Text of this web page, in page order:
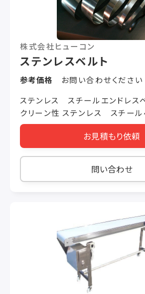
株式会社ヒューコン
ステンレスベルト
参考価格
お問い合わせください
ステンレス スチールエンドレスベ
クリーン性 ステンレス スチール
の少なさからクリーンルームで
ります。（クリーンルーム、クラス
績があります。） 樹脂ベルトの様
また、ベルト表面の洗浄が容易で
ン度を維持することが可能です。 2.帯電性 樹脂
また、静電気を帯びると剥離しづ
盤等の搬送にも向いております。 3.静音性 一枚
の金属板から作られる平ベルトな
に金属が擦れあう音がなく、工
してご使用戴けます。 4.振動特性 金属の薄い板
で製作されているので、剛性が
ため、搬送時の振動が少なく、カ
お見積もり依頼
問い合わせ